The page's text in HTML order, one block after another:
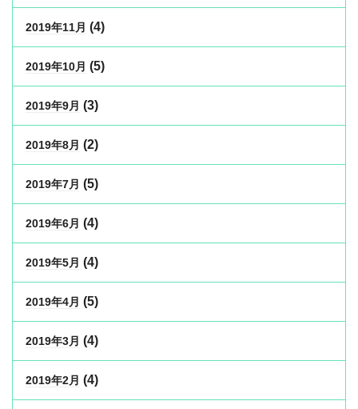
2019年11月 (4)
2019年10月 (5)
2019年9月 (3)
2019年8月 (2)
2019年7月 (5)
2019年6月 (4)
2019年5月 (4)
2019年4月 (5)
2019年3月 (4)
2019年2月 (4)